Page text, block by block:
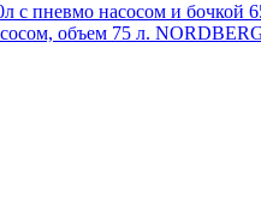
с пневмо насосом и бочкой
объем 75 л.